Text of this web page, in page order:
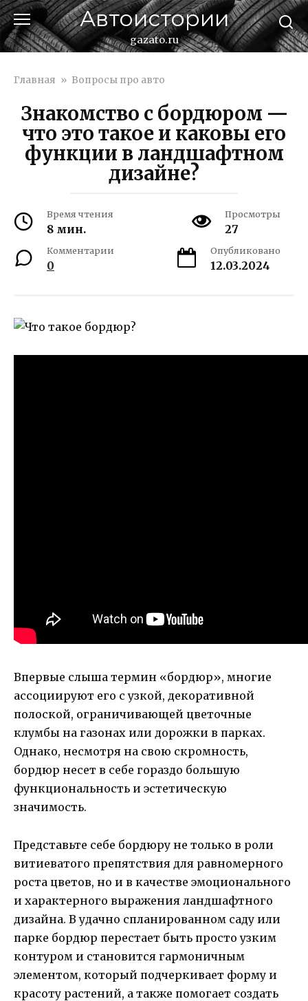
Перейти
к
контенту
Автоистории
gazato.ru
Главная » Вопросы про авто
Знакомство с бордюром —
что это такое и каковы его
функции в ландшафтном
дизайне?
Время чтения
8 мин.
Просмотры
27
Комментарии
0
Опубликовано
12.03.2024
Впервые слыша термин «бордюр», многие
ассоциируют его с узкой, декоративной
полоской, ограничивающей цветочные
клумбы на газонах или дорожки в парках.
Однако, несмотря на свою скромность,
бордюр несет в себе гораздо большую
функциональность и эстетическую
значимость.
Представьте себе бордюру не только в роли
витиеватого препятствия для равномерного
роста цветов, но и в качестве эмоционального
и характерного выражения ландшафтного
дизайна. В удачно спланированном саду или
парке бордюр перестает быть просто узким
контуром и становится гармоничным
элементом, который подчеркивает форму и
красоту растений, а также помогает создать